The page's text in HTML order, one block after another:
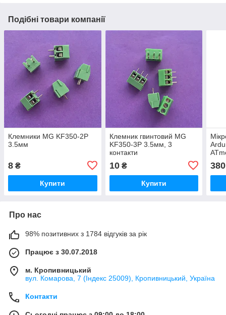
Подібні товари компанії
Клемники MG KF350-2P
3.5мм
8 ₴
Купити
Клемник гвинтовий MG
KF350-3P 3.5мм, 3
контакти
10₴
Купити
380
Про нас
98% позитивних з 1784 відгуків за рік
Працює з 30.07.2018
м. Кропивницький
вул. Комарова, 7 (Індекс 25009), Кропивницький, Україна
Контакти